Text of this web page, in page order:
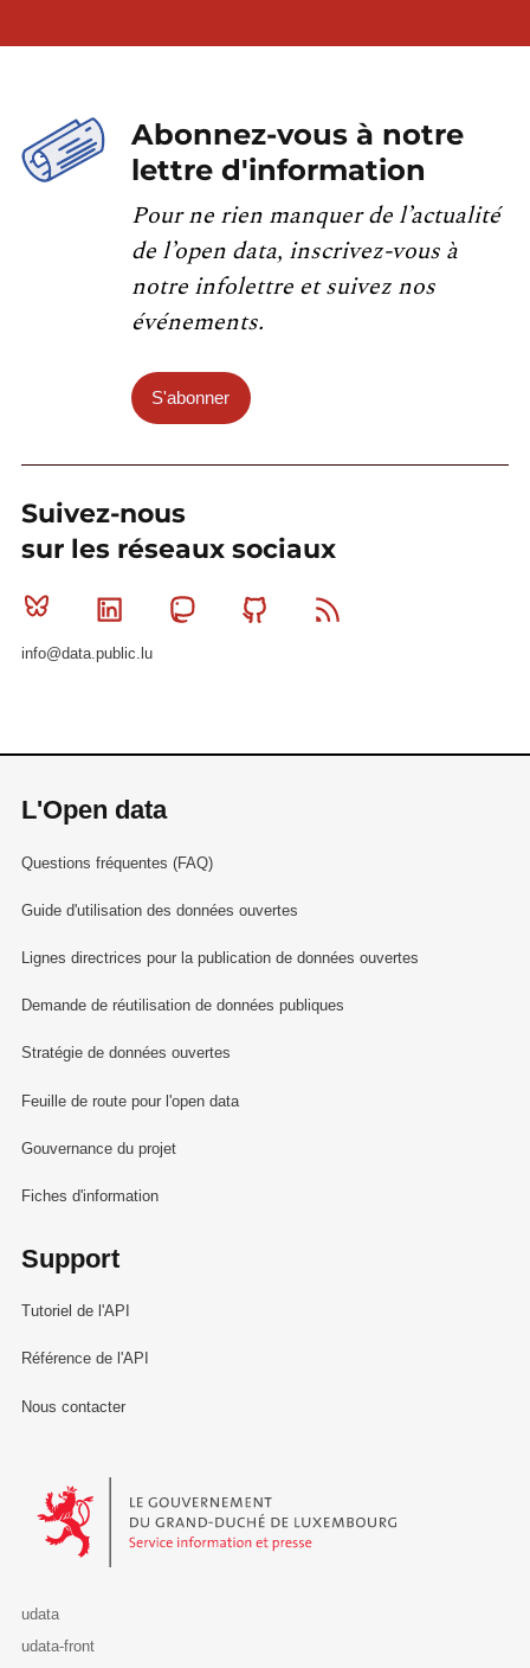
Abonnez-vous à notre
lettre d'information
Pour ne rien manquer de l’actualité
de l’open data, inscrivez-vous à
notre infolettre et suivez nos
événements.
S'abonner
Suivez-nous
sur les réseaux sociaux
Bluesky Linkedin MastodonGithub
info@data.public.lu
L'Open data
Questions fréquentes (FAQ)
Guide d'utilisation des données ouvertes
Lignes directrices pour la publication de données ouvertes
Demande de réutilisation de données publiques
Stratégie de données ouvertes
Feuille de route pour l'open data
Gouvernance du projet
Fiches d'information
Support
Tutoriel de l'API
Référence de l'API
Nous contacter
Le Gouvernement du Grand-Duché de Luxembourg - Service
udata
udata-front